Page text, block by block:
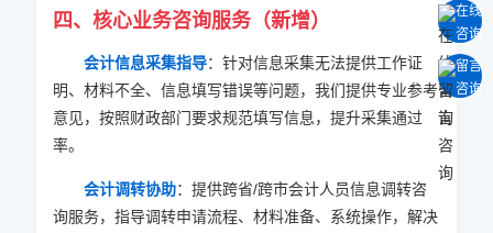
四、核心业务咨询服务（新增）
会计信息采集指导：针对信息采集无法提供工作证
明、材料不全、信息填写错误等问题，我们提供专业参考
意见，按照财政部门要求规范填写信息，提升采集通过
率。
会计调转协助：提供跨省/跨市会计人员信息调转咨
询服务，指导调转申请流程、材料准备、系统操作，解决
在线
咨询
留言
咨询